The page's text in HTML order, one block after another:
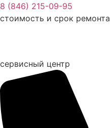
Перейти
к
8 (846) 215-09-95
стоимость и срок ремонта
сервисный центр